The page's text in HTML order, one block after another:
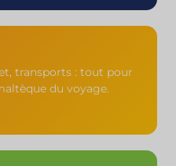
transports : tout pour
du voyage.